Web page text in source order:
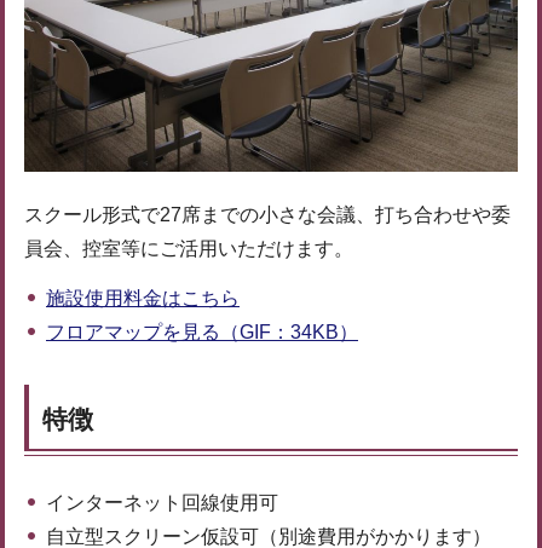
スクール形式で27席までの小さな会議、打ち合わせや委
員会、控室等にご活用いただけます。
施設使用料金はこちら
フロアマップを見る（GIF：34KB）
特徴
インターネット回線使用可
自立型スクリーン仮設可（別途費用がかかります）